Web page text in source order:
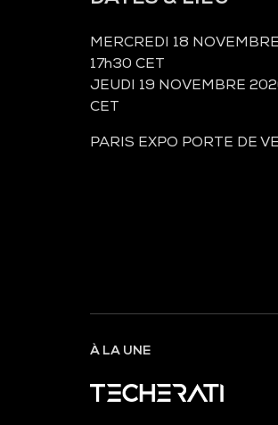
MERCREDI 18
17h30 CET
JEUDI 19 NOVEMBRE
CET
PARIS EXPO PORTE DE
À LA UNE